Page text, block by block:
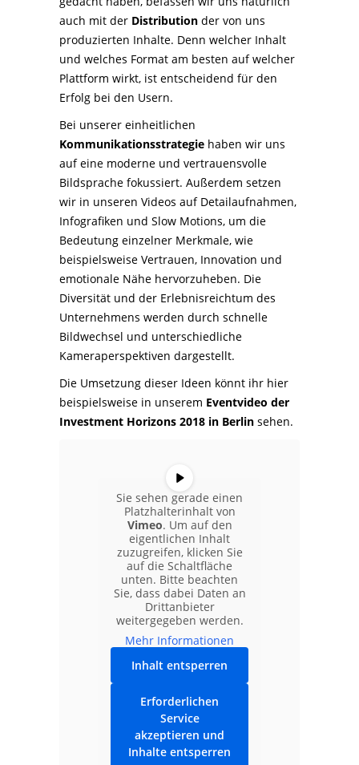
auch mit der Distribution der von uns
produzierten Inhalte. Denn welcher Inhalt
und welches Format am besten auf welcher
Plattform wirkt, ist entscheidend für den
Erfolg bei den Usern.
Bei unserer einheitlichen
Kommunikationsstrategie haben wir uns
auf eine moderne und vertrauensvolle
Bildsprache fokussiert. Außerdem setzen
wir in unseren Videos auf Detailaufnahmen,
Infografiken und Slow Motions, um die
Bedeutung einzelner Merkmale, wie
beispielsweise Vertrauen, Innovation und
emotionale Nähe hervorzuheben. Die
Diversität und der Erlebnisreichtum des
Unternehmens werden durch schnelle
Bildwechsel und unterschiedliche
Kameraperspektiven dargestellt.
Die Umsetzung dieser Ideen könnt ihr hier
beispielsweise in unserem Eventvideo der
Investment Horizons 2018 in Berlin sehen.
Sie sehen gerade einen
Platzhalterinhalt von
Vimeo. Um auf den
eigentlichen Inhalt
zuzugreifen, klicken Sie
auf die Schaltfläche
unten. Bitte beachten
Sie, dass dabei Daten an
Drittanbieter
weitergegeben werden.
Mehr Informationen
Inhalt entsperren
Erforderlichen
Service
akzeptieren und
Inhalte entsperren